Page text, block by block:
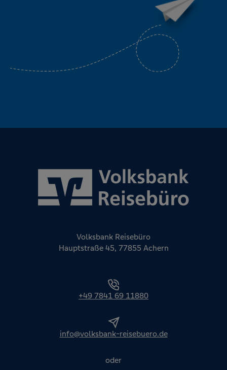
Volksbank Reisebüro
Hauptstraße 45, 77855 Achern
+49 7841 69 11880
info@volksbank-reisebuero.de
oder